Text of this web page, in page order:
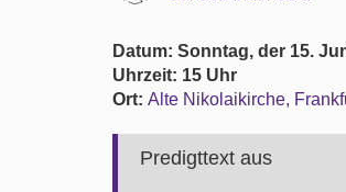
Datum: Sonntag, der 15.
Uhrzeit: 15 Uhr
Ort: Alte Nikolaikirche,
Predigttext aus